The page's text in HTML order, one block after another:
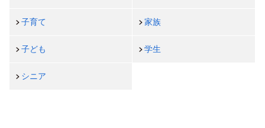
子育て 家族
子ども 学生
シニア